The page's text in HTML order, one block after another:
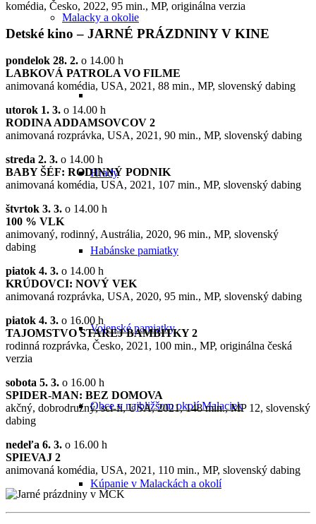
Malacky a okolie
Hrady
Habánske pamiatky
Vojenské pamiatky
Obce v najbližšom okolí Malaciek
Kúpanie v Malackách a okolí
komédia, Česko, 2022, 95 min., MP, originálna verzia
Detské kino – JARNÉ PRÁZDNINY V KINE
pondelok 28. 2. o 14.00 h
LABKOVÁ PATROLA VO FILME
animovaná komédia, USA, 2021, 88 min., MP, slovenský dabing
utorok 1. 3. o 14.00 h
RODINA ADDAMSOVCOV 2
animovaná rozprávka, USA, 2021, 90 min., MP, slovenský dabing
streda 2. 3. o 14.00 h
BABY ŠÉF: RODINNÝ PODNIK
animovaná komédia, USA, 2021, 107 min., MP, slovenský dabing
štvrtok 3. 3. o 14.00 h
100 % VLK
animovaný, rodinný, Austrália, 2020, 96 min., MP, slovenský
dabing
piatok 4. 3. o 14.00 h
KRÚDOVCI: NOVÝ VEK
animovaná rozprávka, USA, 2020, 95 min., MP, slovenský dabing
piatok 4. 3. o 16.00 h
TAJOMSTVO STAREJ BAMBITKY 2
rodinná rozprávka, Česko, 2021, 100 min., MP, originálna česká
verzia
sobota 5. 3. o 16.00 h
SPIDER-MAN: BEZ DOMOVA
akčný, dobrodružný, sci-fi, USA, 2021, 148 min., MP 12, slovenský
dabing
nedeľa 6. 3. o 16.00 h
SPIEVAJ 2
animovaná komédia, USA, 2021, 110 min., MP, slovenský dabing